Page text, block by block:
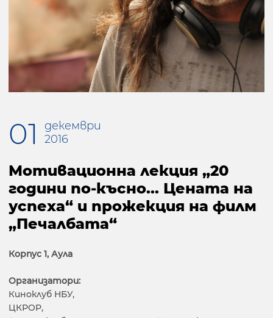
01
декември
2016
Мотивационна лекция „20
години по-късно... Цената на
успеха“ и прожекция на филм
„Печалбата“
Корпус 1, Аула
Организатори:
Киноклуб НБУ,
ЦКРОР,